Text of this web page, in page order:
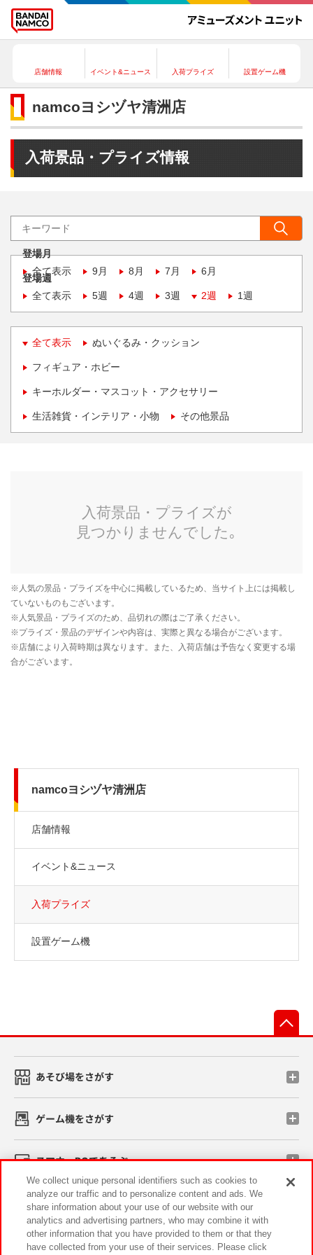
店舗情報 イベント&ニュース 入荷プライズ 設置ゲーム機
namcoヨシヅヤ清洲店
入荷景品・プライズ情報
登場月
全て表示
9月 8月 7月 6月
登場週
全て表示
5週 4週 3週 2週 1週
全て表示 ぬいぐるみ・クッション
フィギュア・ホビー
キーホルダー・マスコット・アクセサリー
生活雑貨・インテリア・小物 その他景品
namcoヨシヅヤ清洲店
店舗情報
イベント&ニュース
入荷プライズ
設置ゲーム機
あそび場をさがす
ゲーム機をさがす
スマホ・PCであそぶ
イベント・キャンペーン
We collect unique personal identifiers such as cookies to
analyze our traffic and to personalize content and ads. We
share information about your use of our website with our
analytics and advertising partners, who may combine it with
other information that you have provided to them or that they
have collected from your use of their services. Please click